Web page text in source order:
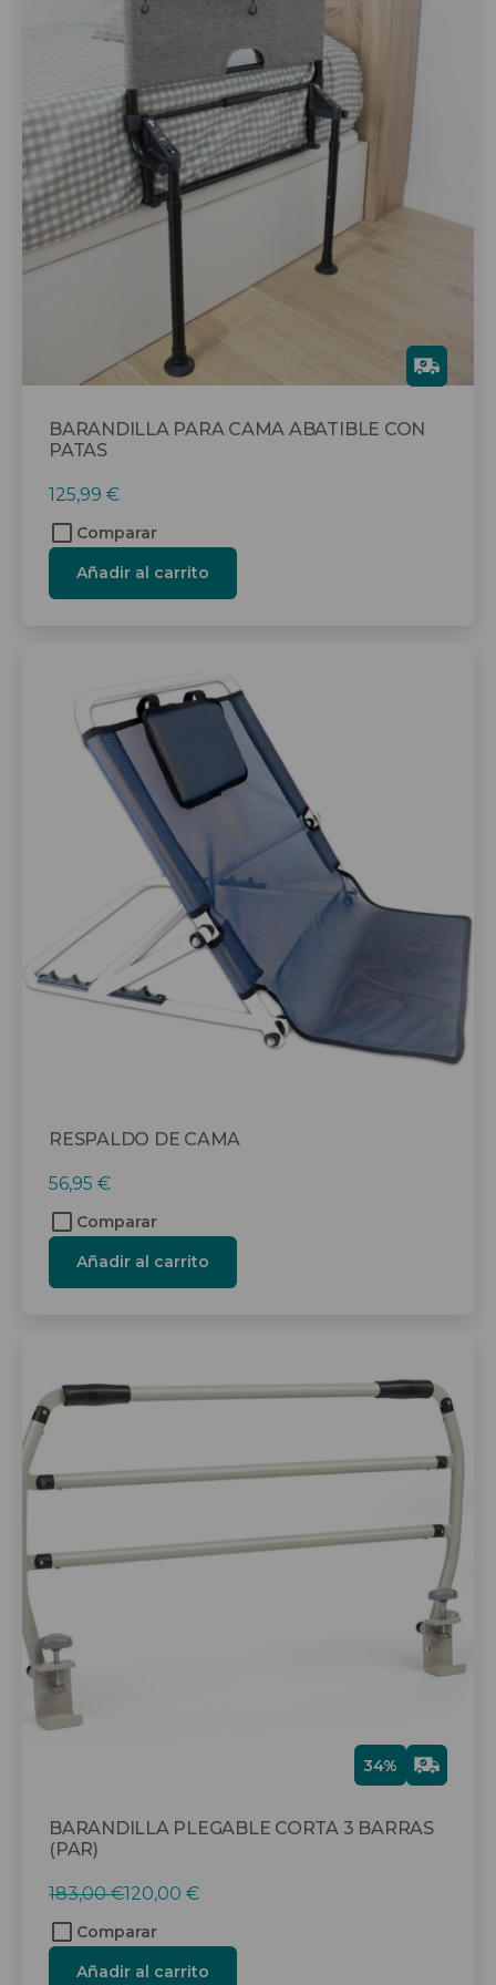
BARANDILLA PARA CAMA ABATIBLE CON
PATAS
Gra
tis
125,99 €
Comparar
Añadir al carrito
RESPALDO DE CAMA
56,95 €
Comparar
Añadir al carrito
BARANDILLA PLEGABLE CORTA 3 BARRAS
(PAR)
34%
Gra
tis
183,00€
El
precio
original
era:
120,00 €
El
precio
actual
Comparar
Añadir al carrito